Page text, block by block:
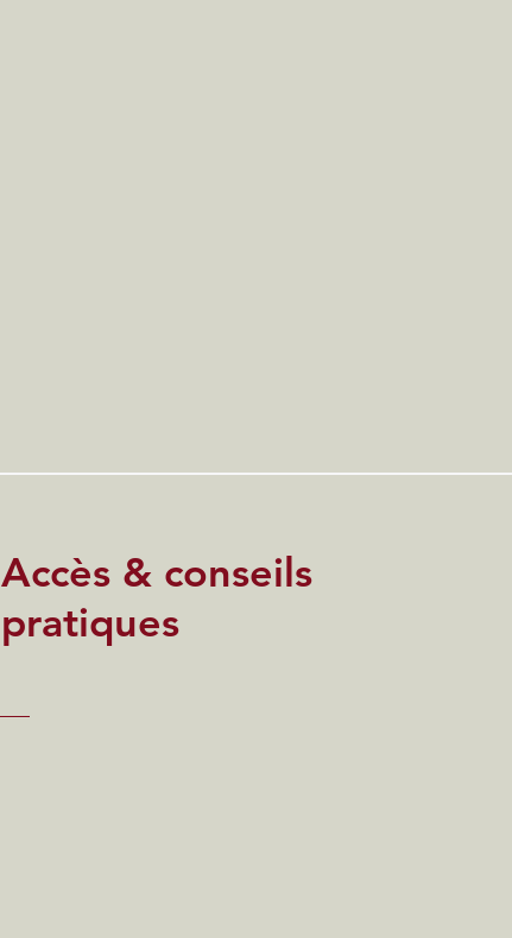
Accès & conseils
pratiques